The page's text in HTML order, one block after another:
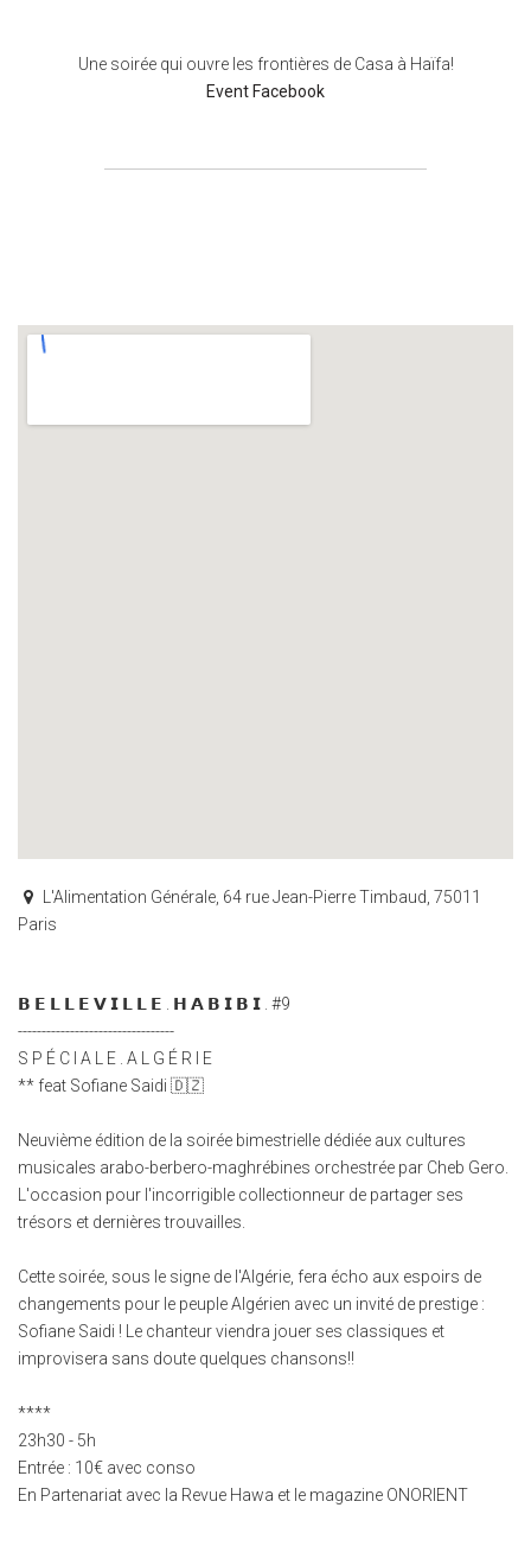
Une soirée qui ouvre les frontières de Casa à Haïfa!
Event Facebook
L'Alimentation Générale, 64 rue Jean-Pierre Timbaud, 75011
Paris
𝗕 𝗘 𝗟 𝗟 𝗘 𝗩 𝗜 𝗟 𝗟 𝗘 . 𝗛 𝗔 𝗕 𝗜 𝗕 𝗜 . #9
---------------------------------
S P É C I A L E . A L G É R I E
** feat Sofiane Saidi 🇩🇿
Neuvième édition de la soirée bimestrielle dédiée aux cultures
musicales arabo-berbero-maghrébines orchestrée par Cheb Gero.
L'occasion pour l'incorrigible collectionneur de partager ses
trésors et dernières trouvailles.
Cette soirée, sous le signe de l'Algérie, fera écho aux espoirs de
changements pour le peuple Algérien avec un invité de prestige :
Sofiane Saidi ! Le chanteur viendra jouer ses classiques et
improvisera sans doute quelques chansons!!
****
23h30 - 5h
Entrée : 10€ avec conso
En Partenariat avec la Revue Hawa et le magazine ONORIENT